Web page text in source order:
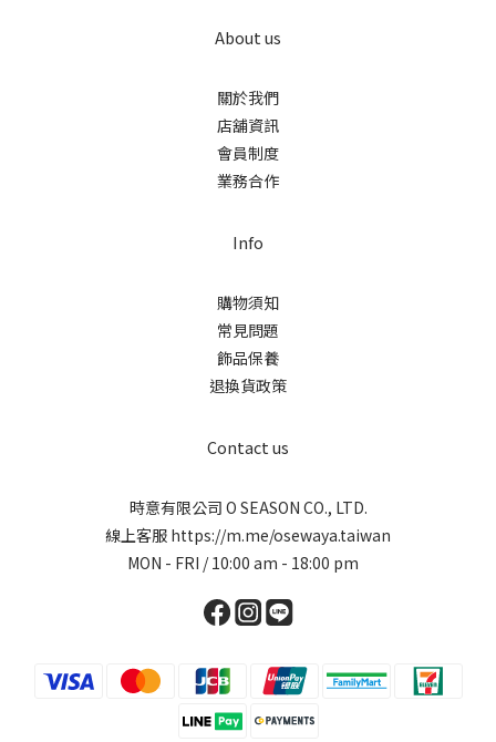
About us
關於我們
店舖資訊
會員制度
業務合作
Info
購物須知
常見問題
飾品保養
退換貨政策
Contact us
時意有限公司 O SEASON CO., LTD.
線上客服 https://m.me/osewaya.taiwan
MON - FRI / 10:00 am - 18:00 pm